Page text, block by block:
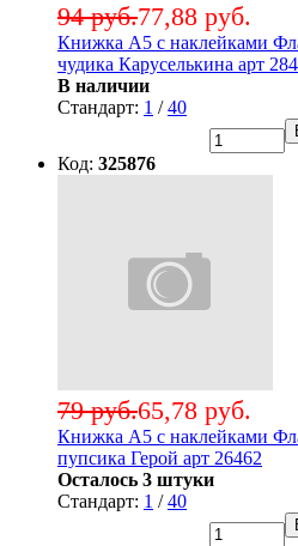
77,88 руб.
94 руб.
Книжка А5 с наклейками
чудика Каруселькина арт
В наличии
Стандарт: 1 /40
Код: 325876
65,78 руб.
79 руб.
Книжка А5 с наклейками
пупсика Герой арт 26462
Осталось 3 штуки
Стандарт: 1 /40